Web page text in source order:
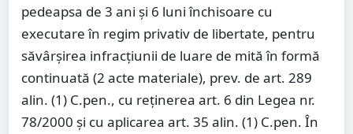
pedeapsa de 3 ani şi 6 luni închisoare cu
executare în regim privativ de libertate, pentru
săvârşirea infracţiunii de luare de mită în formă
continuată (2 acte materiale), prev. de art. 289
alin. (1) C.pen., cu reţinerea art. 6 din Legea nr.
78/2000 şi cu aplicarea art. 35 alin. (1) C.pen. În